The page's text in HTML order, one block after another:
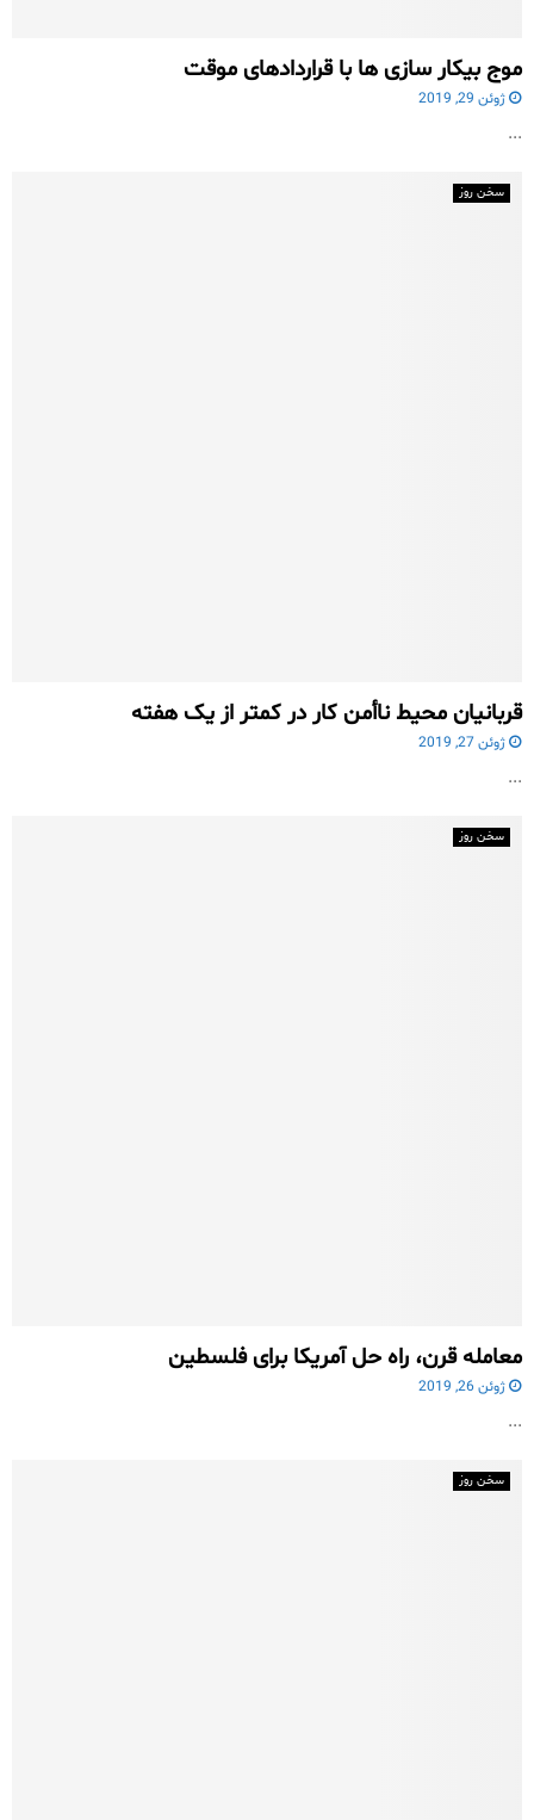
موج بیکار سازی ها با قراردادهای موقت
ژوئن 29, 2019
...
سخن روز
قربانیان محیط ناأمن کار در کمتر از یک هفته
ژوئن 27, 2019
...
سخن روز
معامله قرن، راه حل آمریکا برای فلسطین
ژوئن 26, 2019
...
سخن روز